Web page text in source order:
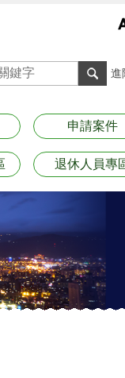
進
申請案件
退休人員專